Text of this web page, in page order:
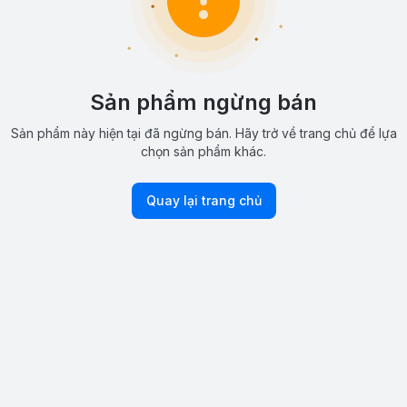
Sản phẩm ngừng bán
Sản phẩm này hiện tại đã ngừng bán. Hãy trở về trang chủ để lựa
chọn sản phẩm khác.
Quay lại trang chủ